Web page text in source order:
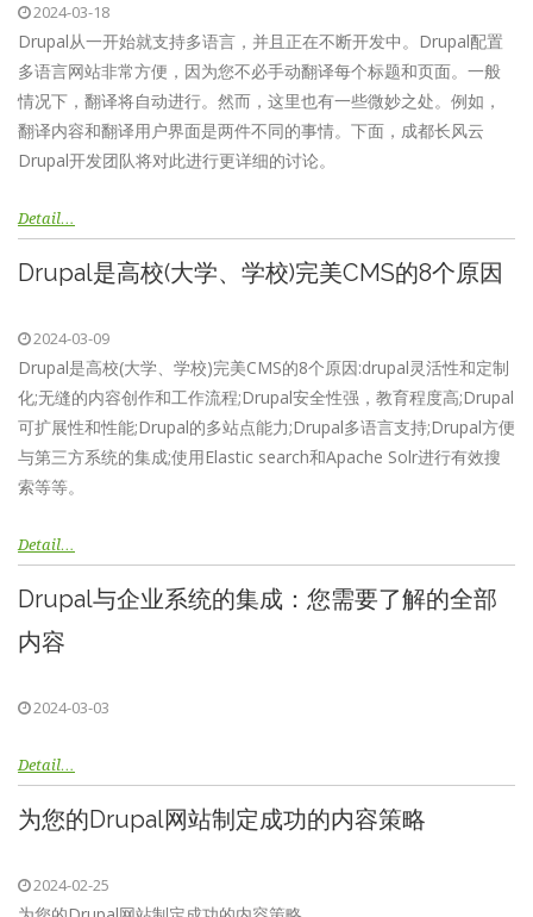
2024-03-18
Drupal从一开始就支持多语言，并且正在不断开发中。Drupal配置
多语言网站非常方便，因为您不必手动翻译每个标题和页面。一般
情况下，翻译将自动进行。然而，这里也有一些微妙之处。例如，
翻译内容和翻译用户界面是两件不同的事情。下面，成都长风云
Drupal开发团队将对此进行更详细的讨论。
Detail…
Drupal是高校(大学、学校)完美CMS的8个原因
2024-03-09
Drupal是高校(大学、学校)完美CMS的8个原因:drupal灵活性和定制
化;无缝的内容创作和工作流程;Drupal安全性强，教育程度高;Drupal
可扩展性和性能;Drupal的多站点能力;Drupal多语言支持;Drupal方便
与第三方系统的集成;使用Elastic search和Apache Solr进行有效搜
索等等。
Detail…
Drupal与企业系统的集成：您需要了解的全部
内容
2024-03-03
Detail…
为您的Drupal网站制定成功的内容策略
2024-02-25